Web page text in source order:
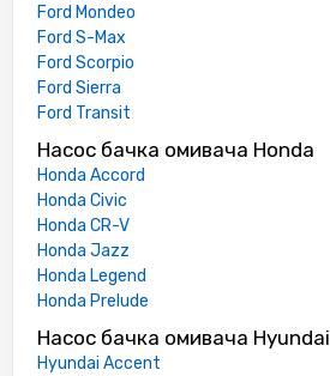
Ford Mondeo
Ford S-Max
Ford Scorpio
Ford Sierra
Ford Transit
Насос бачка омивача Honda
Honda Accord
Honda Civic
Honda CR-V
Honda Jazz
Honda Legend
Honda Prelude
Насос бачка омивача Hyundai
Hyundai Accent